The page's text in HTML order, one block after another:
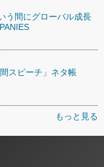
う間にグローバル成長
スピーチ」ネタ帳
もっと見る